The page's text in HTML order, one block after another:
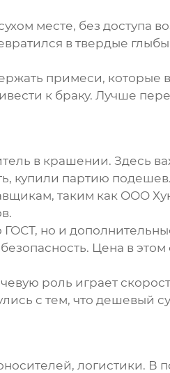
месте, без доступа
в твердые
примеси, которые
к браку. Лучше
в крашении. Здесь
купили партию
таким как OOO
но и
Цена в
роль играет
с тем, что дешевый
логистики. В